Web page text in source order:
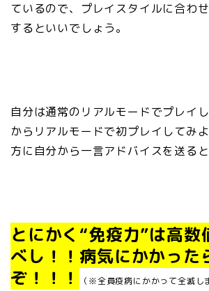
ているので、プレイスタイルに合わ
するといいでしょう。
自分は通常のリアルモードでプレイ
からリアルモードで初プレイしてみ
方に自分から一言アドバイスを送ると
とにかく“免疫力”は高数
べし！！病気にかかった
ぞ！！！
（※全員疫病にかかって全滅し